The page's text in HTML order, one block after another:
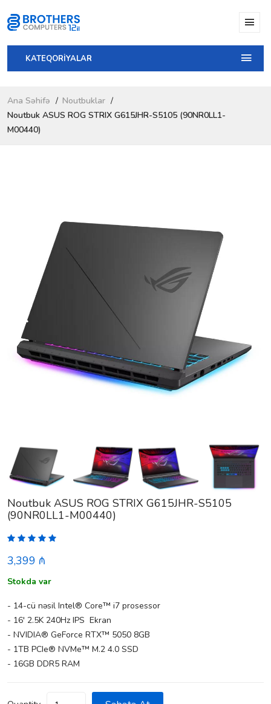
KATEQORİYALAR
Ana Səhifə
Noutbuklar
Noutbuk ASUS ROG STRIX G615JHR-S5105 (90NR0LL1-
M00440)
Noutbuk ASUS ROG STRIX G615JHR-S5105
(90NR0LL1-M00440)
3,399 ₼
Stokda var
- 14-cü nəsil Intel® Core™ i7 prosessor
- 16' 2.5K 240Hz IPS Ekran
- NVIDIA® GeForce RTX™ 5050 8GB
- 1TB PCIe® NVMe™ M.2 4.0 SSD
- 16GB DDR5 RAM